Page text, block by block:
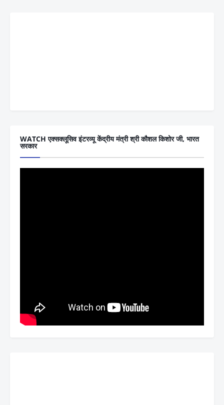
WATCH एक्सक्लूसिव इंटरव्यू केंद्रीय मंत्री श्री कौशल किशोर जी, भारत
सरकार